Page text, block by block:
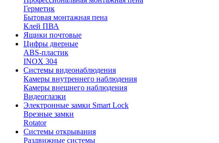
Герметик
Бытовая монтажная пена
Клей ПВА
Ящики почтовые
Цифры дверные
ABS-пластик
INOX 304
Системы видеонаблюдения
Камеры внутреннего наблюдения
Камеры внешнего наблюдения
Видеоглазки
Электронные замки Smart Lock
Врезные замки
Rotator
Системы открывания
Раздвижные системы